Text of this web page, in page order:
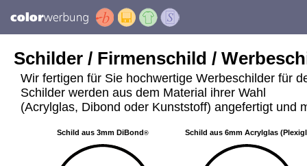
Schilder / Firmenschild /
Wir fertigen für Sie hochwertige Werbeschilder für
Schilder werden aus dem Material ihrer Wahl
(Acrylglas, Dibond oder Kunststoff) angefertigt und
Schild aus 3mm DiBond® Schild aus 6mm Acrylglas